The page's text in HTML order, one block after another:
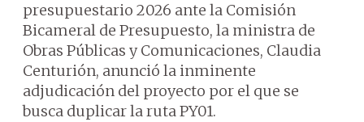
presupuestario 2026 ante la Comisión
Bicameral de Presupuesto, la ministra de
Obras Públicas y Comunicaciones, Claudia
Centurión, anunció la inminente
adjudicación del proyecto por el que se
busca duplicar la ruta PY01.